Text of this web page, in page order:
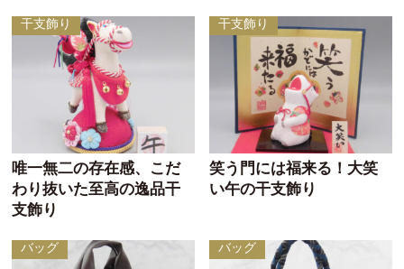
干支飾り
唯一無二の存在感、こだ
わり抜いた至高の逸品干
支飾り
干支飾り
笑う門には福来る！大笑
い午の干支飾り
バッグ バッグ